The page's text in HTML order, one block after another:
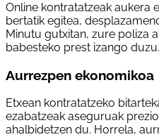
Online kontratatzeak aukera
bertatik egitea,
Minutu gutxitan, zure poliza
babesteko prest izango duzu.
Aurrezpen ekonomikoa
Etxean kontratatzeko
ezabatzeak aseguruak
ahalbidetzen du. Horrela,